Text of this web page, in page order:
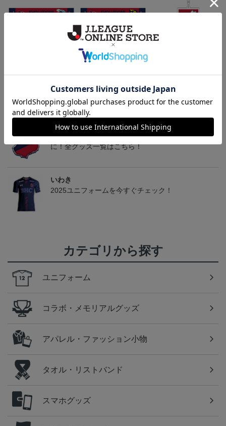
いわきFC ピカチュウ
タオルマフラー
トピックス
いわき
いわきＦＣのすべてのグッズをチェックしたい方
に！全グッズ一覧はこちら！
いわき
2025ユニフォームを今すぐチェック！
カテゴリから探す
ユニフォーム
コラボ・メモリアルグッズ
アパレル・ファッション小物
タオル・リストバンド
スマホグッズ